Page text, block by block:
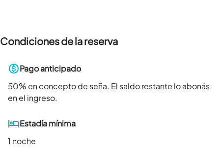
Condiciones de la reserva
Pago anticipado
50% en concepto de seña. El saldo restante lo abonás
en el ingreso.
Estadía mínima
1 noche